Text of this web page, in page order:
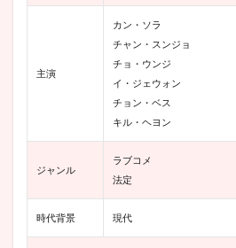
ち、他
国ドラ
たち、
他人に
主演
カン・ソラ
チャン・スンジョ
チョ・ウンジ
イ・ジェウォン
チョン・ベス
キル・ヘヨン
ジャンル
ラブコメ
法定
時代背景 現代